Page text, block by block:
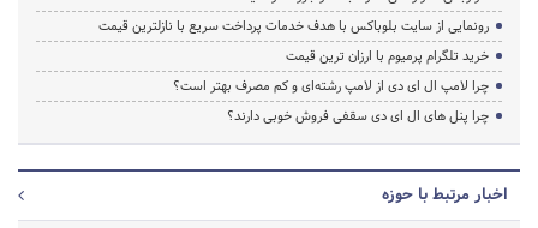
رونمایی از سایت بلوباکس با هدف خدمات پرداخت سریع با نازلترین قیمت
خرید تلگرام پرمیوم با ارزان ترین قیمت
چرا لامپ ال ای دی از لامپ رشته‌ای و کم مصرف بهتر است؟
چرا پنل های ال ای دی سقفی فروش خوبی دارند؟
اخبار مرتبط با حوزه